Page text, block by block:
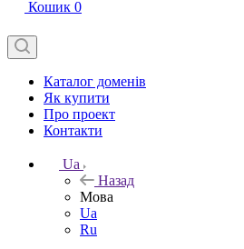
Кошик 0
Каталог доменів
Як купити
Про проект
Контакти
Ua
Назад
Мова
Ua
Ru